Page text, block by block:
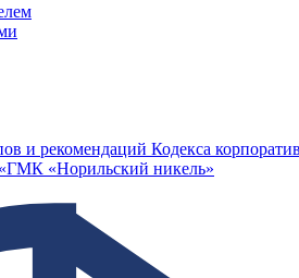
и рекомендаций Кодекса
«Норильский никель»